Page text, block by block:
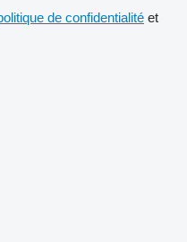
de confidentialité et